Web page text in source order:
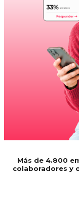
Más de 4.800
colaboradores y